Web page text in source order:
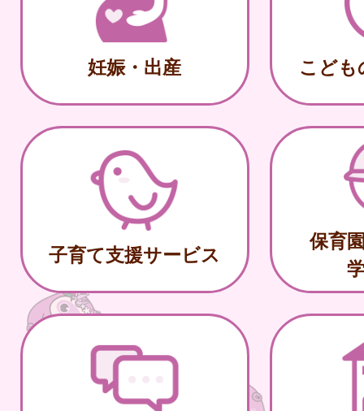
妊娠・出産 こども
子育て支援サービス
保育